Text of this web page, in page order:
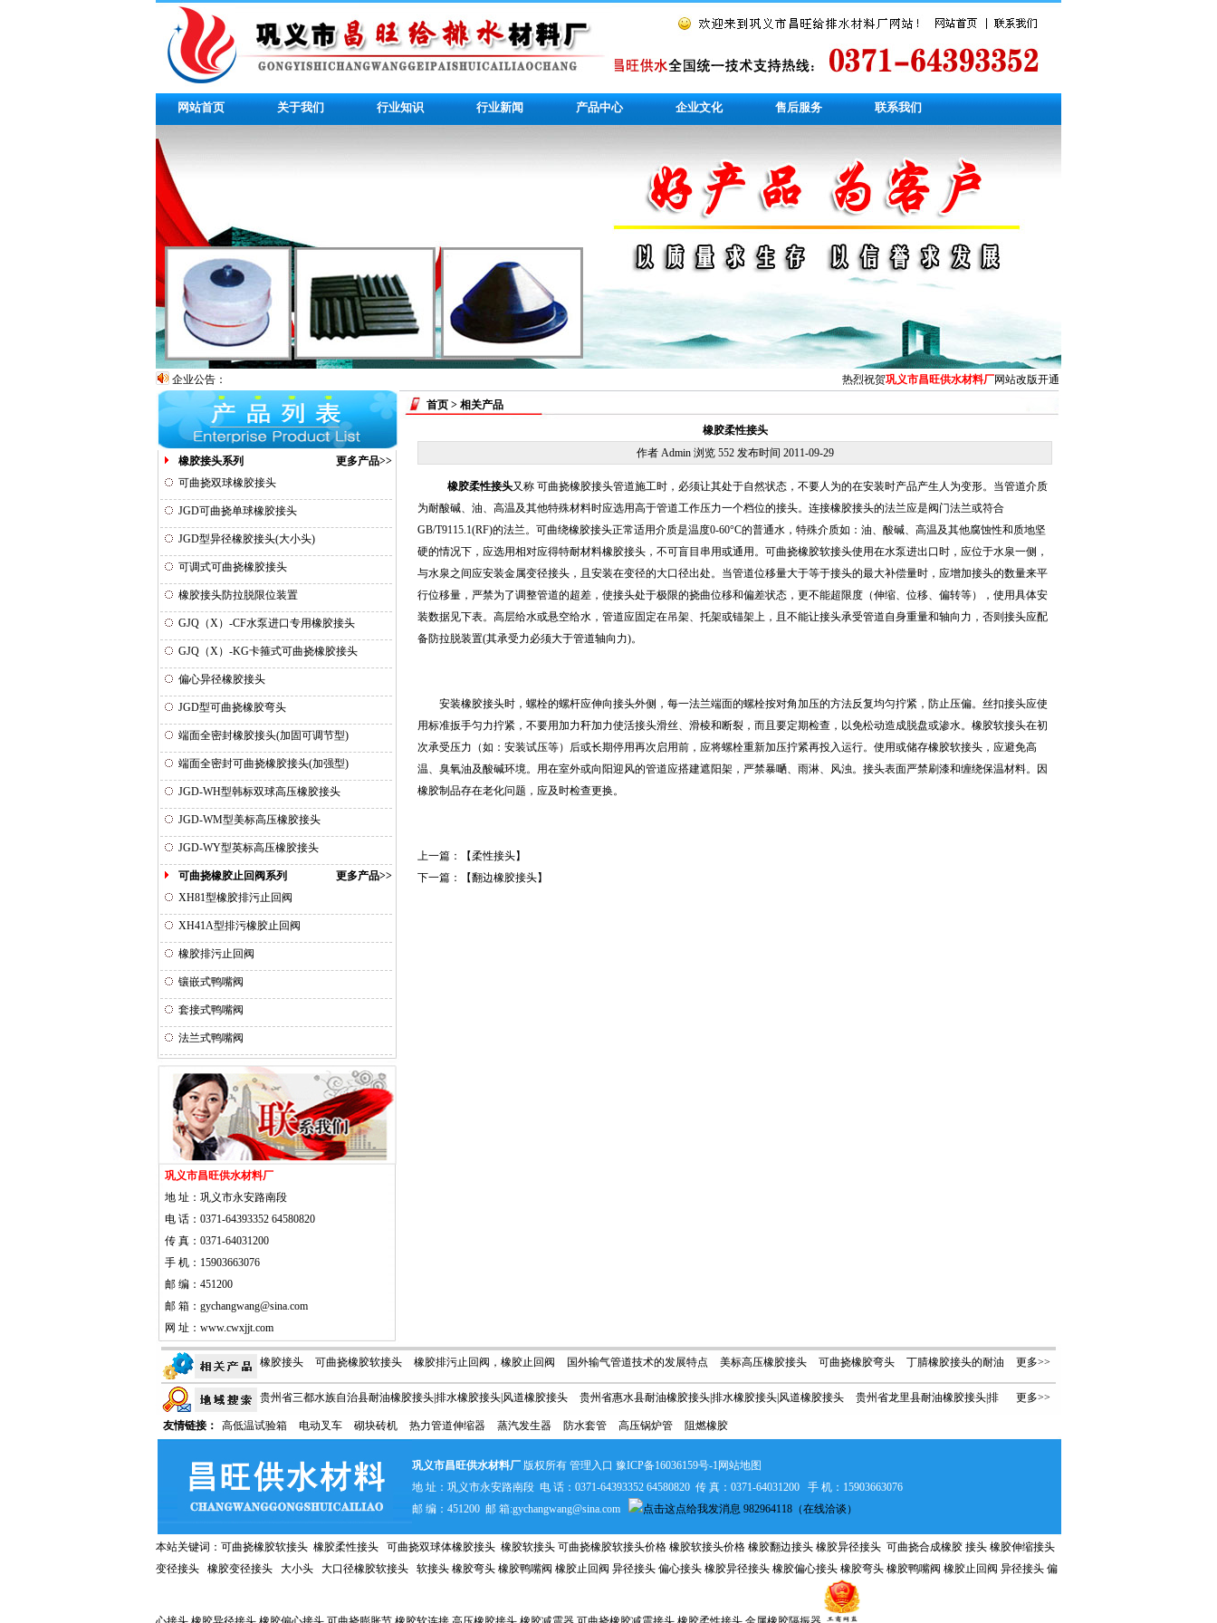
网站首页 关于我们 行业知识 行业新闻 产品中心 企业文化 售后服务 联系我们
企业公告： 热烈祝贺巩义市昌旺供水材料厂网站改版开通！
更多产品>>
橡胶接头系列
可曲挠双球橡胶接头
JGD可曲挠单球橡胶接头
JGD型异径橡胶接头(大小头)
可调式可曲挠橡胶接头
橡胶接头防拉脱限位装置
GJQ（X）-CF水泵进口专用橡胶接头
GJQ（X）-KG卡箍式可曲挠橡胶接头
偏心异径橡胶接头
JGD型可曲挠橡胶弯头
端面全密封橡胶接头(加固可调节型)
端面全密封可曲挠橡胶接头(加强型)
JGD-WH型韩标双球高压橡胶接头
JGD-WM型美标高压橡胶接头
JGD-WY型英标高压橡胶接头
更多产品>>
可曲挠橡胶止回阀系列
XH81型橡胶排污止回阀
XH41A型排污橡胶止回阀
橡胶排污止回阀
镶嵌式鸭嘴阀
套接式鸭嘴阀
法兰式鸭嘴阀
巩义市昌旺供水材料厂
地 址：巩义市永安路南段
电 话：0371-64393352 64580820
传 真：0371-64031200
手 机：15903663076
邮 编：451200
邮 箱：gychangwang@sina.com
网 址： www.cwxjjt.com
首页 > 相关产品
橡胶柔性接头
作者 Admin 浏览 552 发布时间 2011-09-29
橡胶柔性接头又称 可曲挠橡胶接头管道施工时，必须让其处于自然状态，不要人为的在安装时产品产生人为变形。当管道介质
为耐酸碱、油、高温及其他特殊材料时应选用高于管道工作压力一个档位的接头。连接橡胶接头的法兰应是阀门法兰或符合
GB/T9115.1(RF)的法兰。可曲绕橡胶接头正常适用介质是温度0-60°C的普通水，特殊介质如：油、酸碱、高温及其他腐蚀性和质地坚
硬的情况下，应选用相对应得特耐材料橡胶接头，不可盲目串用或通用。可曲挠橡胶软接头使用在水泵进出口时，应位于水泉一侧，
与水泉之间应安装金属变径接头，且安装在变径的大口径出处。当管道位移量大于等于接头的最大补偿量时，应增加接头的数量来平
行位移量，严禁为了调整管道的超差，使接头处于极限的挠曲位移和偏差状态，更不能超限度（伸缩、位移、偏转等），使用具体安
装数据见下表。高层给水或悬空给水，管道应固定在吊架、托架或锚架上，且不能让接头承受管道自身重量和轴向力，否则接头应配
备防拉脱装置(其承受力必须大于管道轴向力)。
安装橡胶接头时，螺栓的螺杆应伸向接头外侧，每一法兰端面的螺栓按对角加压的方法反复均匀拧紧，防止压偏。丝扣接头应使
用标准扳手匀力拧紧，不要用加力秆加力使活接头滑丝、滑棱和断裂，而且要定期检查，以免松动造成脱盘或渗水。橡胶软接头在初
次承受压力（如：安装试压等）后或长期停用再次启用前，应将螺栓重新加压拧紧再投入运行。使用或储存橡胶软接头，应避免高
温、臭氧油及酸碱环境。用在室外或向阳迎风的管道应搭建遮阳架，严禁暴嗮、雨淋、风浊。接头表面严禁刷漆和缠绕保温材料。因
橡胶制品存在老化问题，应及时检查更换。
上一篇：【柔性接头】
下一篇：【翻边橡胶接头】
橡胶接头 可曲挠橡胶软接头 橡胶排污止回阀，橡胶止回阀 国外输气管道技术的发展特点 美标高压橡胶接头 可曲挠橡胶弯头 丁腈橡胶接头的耐油
性能测定实验 抢占市场 橡胶接头质量是关键 橡胶弯头的安装方法 橡胶避震喉 橡胶接头性能 橡胶软接头 可曲挠橡胶接头 橡胶接头型号规格 橡
胶排污止回阀特点 鸭嘴阀 橡胶弯头 柔性接头 橡胶柔性接头 翻边橡胶接头 可曲挠单球橡胶接头使用范围 可曲挠橡胶软接头使用说明 橡胶接头
压力承受范围
更多>>
贵州省三都水族自治县耐油橡胶接头|排水橡胶接头|风道橡胶接头 贵州省惠水县耐油橡胶接头|排水橡胶接头|风道橡胶接头 贵州省龙里县耐油橡胶接头|排
水橡胶接头|风道橡胶接头 贵州省长顺县耐油橡胶接头|排水橡胶接头|风道橡胶接头 贵州省罗甸县耐油橡胶接头|排水橡胶接头|风道橡胶接头
耐油橡胶接头|排水橡胶接头|风道橡胶接头 贵州省瓮安县耐油橡胶接头|排水橡胶接头|风道橡胶接头 贵州省贵定县耐油橡胶接头|排水橡胶接头|风道橡胶接
贵州省福泉市耐油橡胶接头|排水橡胶接头|风道橡胶接头
更多>>
友情链接： 高低温试验箱 电动叉车 砌块砖机 热力管道伸缩器 蒸汽发生器 防水套管 高压锅炉管 阻燃橡胶
巩义市昌旺供水材料厂 版权所有 管理入口 豫ICP备16036159号-1 网站地图
地 址：巩义市永安路南段 电 话：0371-64393352 64580820 传 真：0371-64031200 手 机：15903663076
邮 编：451200 邮 箱:gychangwang@sina.com
982964118（在线洽谈）
本站关键词： 可曲挠橡胶软接头 橡胶柔性接头 可曲挠双球体橡胶接头 橡胶软接头 可曲挠橡胶软接头价格 橡胶软接头价格 橡胶翻边接头 橡胶异径接头 可曲挠合成橡胶 接头 橡胶伸缩接头
变径接头 橡胶变径接头 大小头 大口径橡胶软接头 软接头 橡胶弯头 橡胶鸭嘴阀 橡胶止回阀 异径接头 偏心接头 橡胶异径接头 橡胶偏心接头 橡胶弯头 橡胶鸭嘴阀 橡胶止回阀 异径接头 偏